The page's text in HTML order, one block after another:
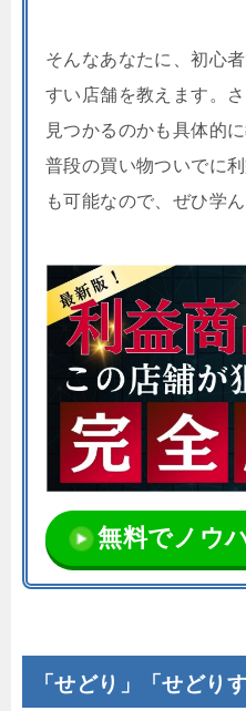
そんなあなたに、初心
すい店舗を教えます。
見つかるのかも具体的
普段の買い物ついでに
も可能なので、ぜひ学
無料でノウ
「せどり」「せどり